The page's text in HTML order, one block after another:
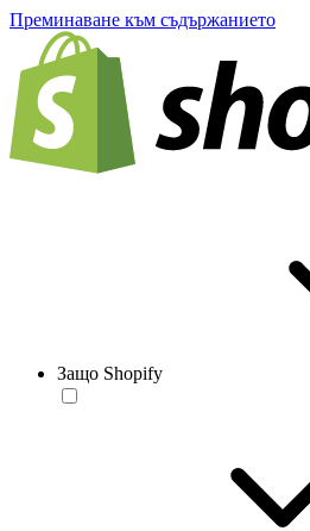
Преминаване към съдържанието
Защо Shopify